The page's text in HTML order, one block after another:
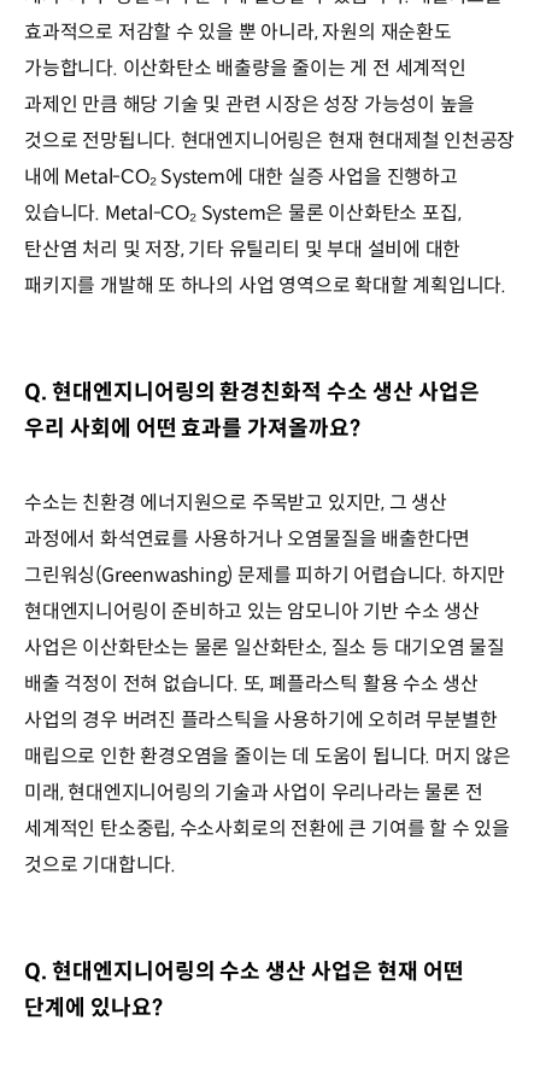
효과적으로 저감할 수 있을 뿐 아니라, 자원의 재순환도
가능합니다. 이산화탄소 배출량을 줄이는 게 전 세계적인
과제인 만큼 해당 기술 및 관련 시장은 성장 가능성이 높을
것으로 전망됩니다. 현대엔지니어링은 현재 현대제철 인천공장
내에 Metal-CO₂System에 대한 실증 사업을 진행하고
있습니다. Metal-CO₂System은 물론 이산화탄소 포집,
탄산염 처리 및 저장, 기타 유틸리티 및 부대 설비에 대한
패키지를 개발해 또 하나의 사업 영역으로 확대할 계획입니다.
Q. 현대엔지니어링의 환경친화적 수소 생산 사업은
우리 사회에 어떤 효과를 가져올까요?
수소는 친환경 에너지원으로 주목받고 있지만, 그 생산
과정에서 화석연료를 사용하거나 오염물질을 배출한다면
그린워싱(Greenwashing) 문제를 피하기 어렵습니다. 하지만
현대엔지니어링이 준비하고 있는 암모니아 기반 수소 생산
사업은 이산화탄소는 물론 일산화탄소, 질소 등 대기오염 물질
배출 걱정이 전혀 없습니다. 또, 폐플라스틱 활용 수소 생산
사업의 경우 버려진 플라스틱을 사용하기에 오히려 무분별한
매립으로 인한 환경오염을 줄이는 데 도움이 됩니다. 머지 않은
미래, 현대엔지니어링의 기술과 사업이 우리나라는 물론 전
세계적인 탄소중립, 수소사회로의 전환에 큰 기여를 할 수 있을
것으로 기대합니다.
Q. 현대엔지니어링의 수소 생산 사업은 현재 어떤
단계에 있나요?